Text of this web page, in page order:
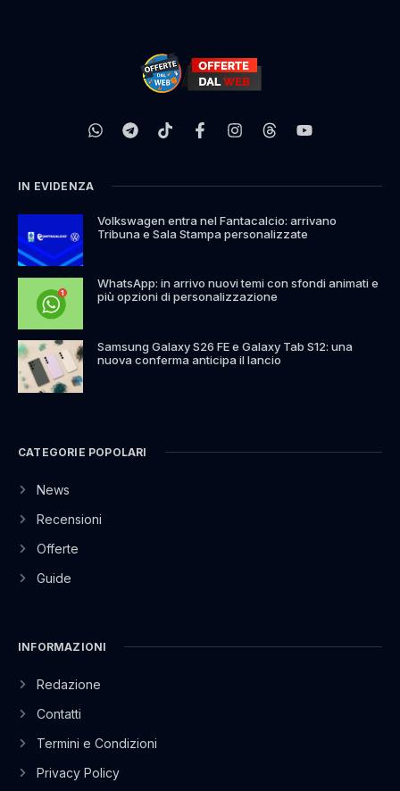
IN EVIDENZA
Volkswagen entra nel Fantacalcio: arrivano
Tribuna e Sala Stampa personalizzate
WhatsApp: in arrivo nuovi temi con sfondi animati e
più opzioni di personalizzazione
Samsung Galaxy S26 FE e Galaxy Tab S12: una
nuova conferma anticipa il lancio
CATEGORIE POPOLARI
News
Recensioni
Offerte
Guide
INFORMAZIONI
Redazione
Contatti
Termini e Condizioni
Privacy Policy